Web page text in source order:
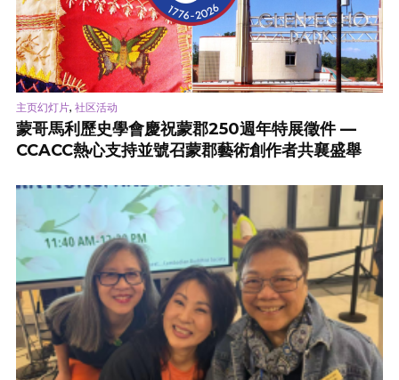
主页幻灯片, 社区活动
蒙哥馬利歷史學會慶祝蒙郡250週年特展徵件 —
CCACC熱心支持並號召蒙郡藝術創作者共襄盛舉